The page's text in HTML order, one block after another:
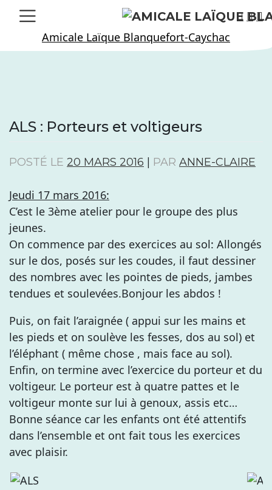
Skip
Amicale Laïque Blanquefort-Caychac
ALS : Porteurs et voltigeurs
POSTÉ LE 20 MARS 2016 PAR ANNE-CLAIRE
Jeudi 17 mars 2016:
C’est le 3ème atelier pour le groupe des plus
jeunes.
On commence par des exercices au sol: Allongés
sur le dos, posés sur les coudes, il faut dessiner
des nombres avec les pointes de pieds, jambes
tendues et soulevées.Bonjour les abdos !
Puis, on fait l’araignée ( appui sur les mains et
les pieds et on soulève les fesses, dos au sol) et
l’éléphant ( même chose , mais face au sol).
Enfin, on termine avec l’exercice du porteur et du
voltigeur. Le porteur est à quatre pattes et le
voltigeur monte sur lui à genoux, assis etc…
Bonne séance car les enfants ont été attentifs
dans l’ensemble et ont fait tous les exercices
avec plaisir.